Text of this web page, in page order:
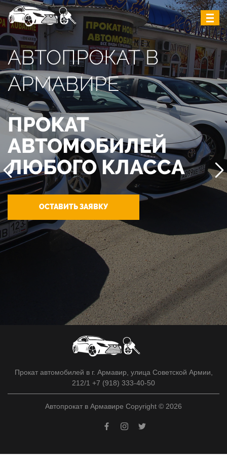
АВТОПРОКАТ В
АРМАВИРЕ
ПРОКАТ
АВТОМОБИЛЕЙ
ЛЮБОГО КЛАССА
ОСТАВИТЬ ЗАЯВКУ
Прокат автомобилей в г. Армавир, улица Советской Армии,
212/1 +7 (918) 333-40-50
Автопрокат в Армавире Copyright © 2026